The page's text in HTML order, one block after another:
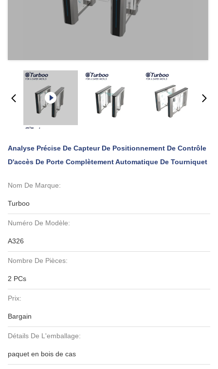
Analyse Précise De Capteur De Positionnement De Contrôle
D'accès De Porte Complètement Automatique De Tourniquet
Nom De Marque:
Turboo
Numéro De Modèle:
A326
Nombre De Pièces:
2 PCs
Prix:
Bargain
Détails De L'emballage:
paquet en bois de cas